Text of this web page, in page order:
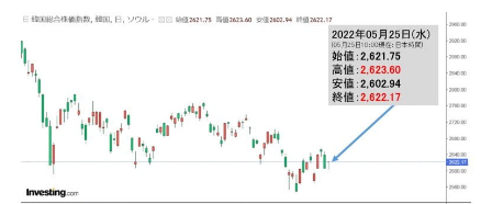
言。
韓国は「中国と同じく」投資に不適格な国
だ。
『Money1』
『韓国銀行』が「金の保有量を増やしま
す」⇒「金を経由するドル入手」手段ではないのか？
『Money1』
韓国･外為取引量「1日当たり1,214.4億ド
ル」まで拡大 ⇒ 海外資金の動きに強く左右される状態